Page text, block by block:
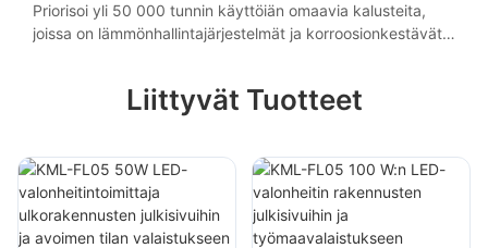
Priorisoi yli 50 000 tunnin käyttöiän omaavia kalusteita,
joissa on lämmönhallintajärjestelmät ja korroosionkestävät
Liittyvät Tuotteet